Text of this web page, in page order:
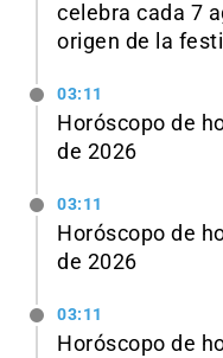
celebra cada 7
origen de la
03:11
Horóscopo de
de 2026
03:11
Horóscopo de
de 2026
03:11
Horóscopo de